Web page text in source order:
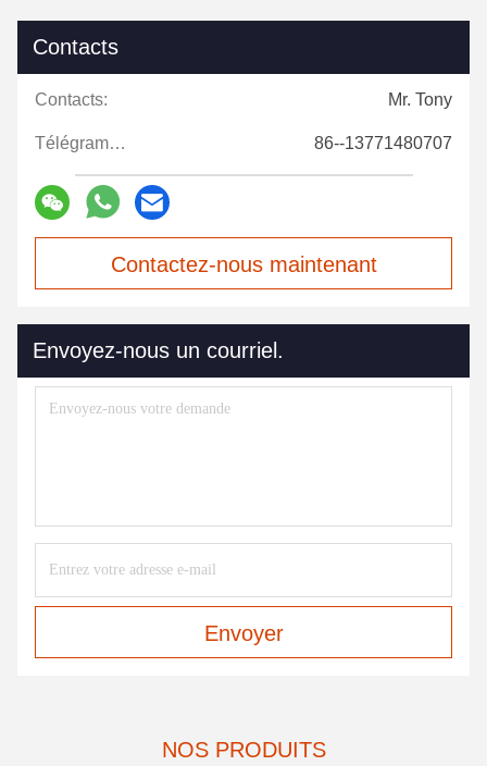
Contacts
Contacts: Mr. Tony
Télégramme: 86--13771480707
Contactez-nous maintenant
Envoyez-nous un courriel.
Envoyer
NOS PRODUITS